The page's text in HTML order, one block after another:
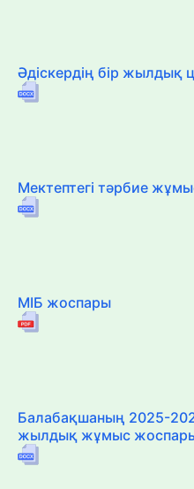
Әдіскердің бір жылдық
Мектептегі тәрбие
МІБ жоспары
Балабақшаның 2025-
жылдық жұмыс